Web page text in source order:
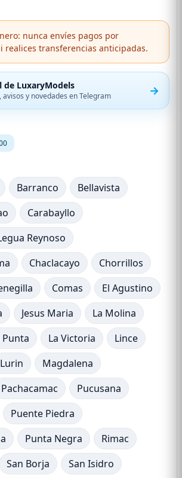
nunca envíes pagos por
realices transferencias anticipadas.
de LuxaryModels
avisos y novedades en Telegram →
Barranco
Bellavista
Carabayllo
Reynoso
Chaclacayo
Chorrillos
Comas
El Agustino
Jesus Maria
La Molina
Punta La Victoria
Lince
Lurin
Magdalena
Pachacamac
Pucusana
Puente Piedra
Punta Negra
Rimac
San Borja
San Isidro